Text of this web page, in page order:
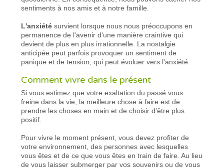
sentiments à nos amis et à notre famille.
L'anxiété survient lorsque nous nous préoccupons en
permanence de l'avenir d'une manière craintive qui
devient de plus en plus irrationnelle. La nostalgie
anticipée peut parfois provoquer un sentiment de
panique et de tension, qui peut évoluer vers l'anxiété.
Comment vivre dans le présent
Si vous estimez que votre exaltation du passé vous
freine dans la vie, la meilleure chose à faire est de
prendre les choses en main et de choisir d'être plus
positif.
Pour vivre le moment présent, vous devez profiter de
votre environnement, des personnes avec lesquelles
vous êtes et de ce que vous êtes en train de faire. Au lieu
de vous laisser submerger par vos souvenirs ou de vous